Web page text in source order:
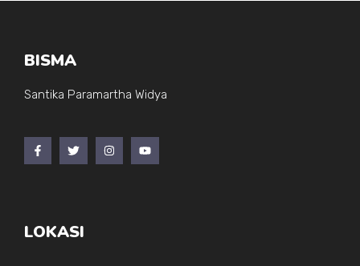
BISMA
Santika Paramartha Widya
LOKASI